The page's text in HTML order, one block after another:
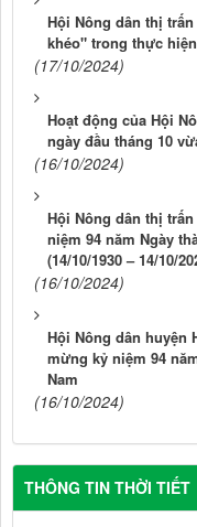
Hội Nông dân thị
khéo" trong thực
(17/10/2024)
Hoạt động của Hội
ngày đầu tháng 10
(16/10/2024)
Hội Nông dân thị
niệm 94 năm Ngày
(14/10/1930 – 14/10/
(16/10/2024)
Hội Nông dân huyện
mừng kỷ niệm 94
Nam
(16/10/2024)
THÔNG TIN THỜI TIẾT